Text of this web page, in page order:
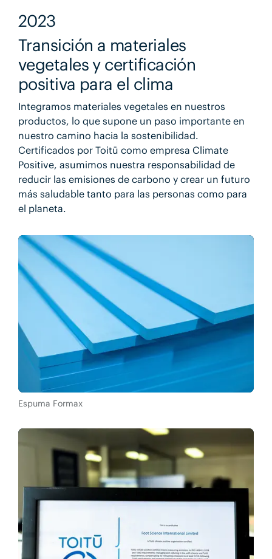
2023
Transición a materiales
vegetales y certificación
positiva para el clima
Integramos materiales vegetales en nuestros
productos, lo que supone un paso importante en
nuestro camino hacia la sostenibilidad.
Certificados por Toitū como empresa Climate
Positive, asumimos nuestra responsabilidad de
reducir las emisiones de carbono y crear un futuro
más saludable tanto para las personas como para
el planeta.
Espuma Formax